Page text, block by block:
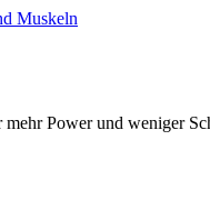
Muskeln
Power und weniger